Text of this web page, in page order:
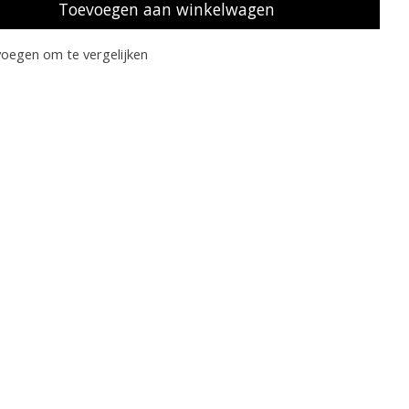
Toevoegen aan winkelwagen
om te vergelijken